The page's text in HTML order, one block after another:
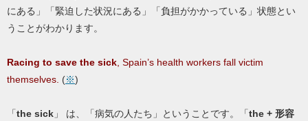
にある」「緊迫した状況にある」「負担がかかっている」状態とい
うことがわかります。
Racing to save the sick , Spain’s health workers fall victim
themselves. (※)
「the sick 」 は、「病気の人たち」ということです。「the + 形容